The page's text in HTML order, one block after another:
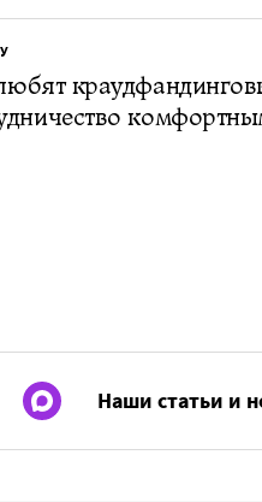
Наши статьи и